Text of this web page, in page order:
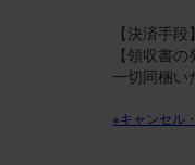
【決済手
【領収書
一切同梱い
※キャンセル